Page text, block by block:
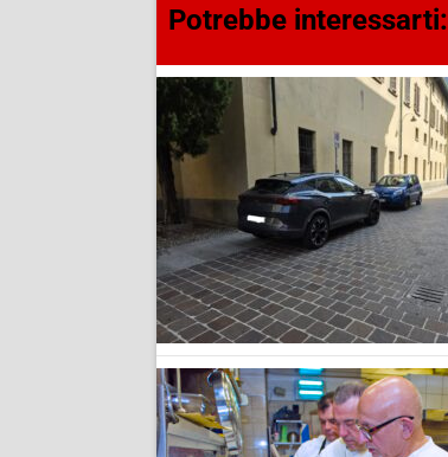
Potrebbe interessarti: